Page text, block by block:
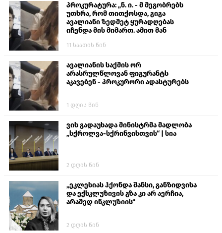
პროკურატურა: „ნ. ი. - მ მეგობრებს
უთხრა, რომ თითქოსდა, გიგა
ავალიანი ზედმეტ ყურადღებას
იჩენდა მის მიმართ. ამით მან
თავს დასხმოდა გიგა ავალიანს“
11 საათის წინ
ავალიანის საქმის ორ
არასრულწლოვან ფიგურანტს
აკავებენ - პროკურორი ადასტურებს
1 დღის წინ
ვის გადაუხადა მინისტრმა მადლობა
„სქროლვა-სქრინვისთვის“ | სია
2 დღის წინ
„ეკლესიას ჰქონდა შანსი, განზიდვისა
და ექსკლუზივის გზა კი არ აერჩია,
არამედ ინკლუზიის“
2 დღის წინ